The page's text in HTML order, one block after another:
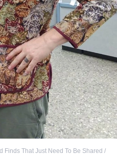
Finds That Just Need To Be Shared /